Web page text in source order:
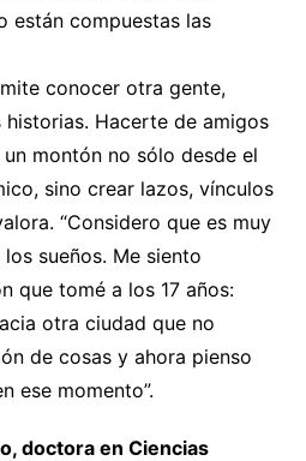
están compuestas las
conocer otra gente,
Hacerte de amigos
montón no sólo desde el
sino crear lazos, vínculos
“Considero que es muy
sueños. Me siento
que tomé a los 17 años:
otra ciudad que no
de cosas y ahora pienso
ese momento”.
doctora en Ciencias